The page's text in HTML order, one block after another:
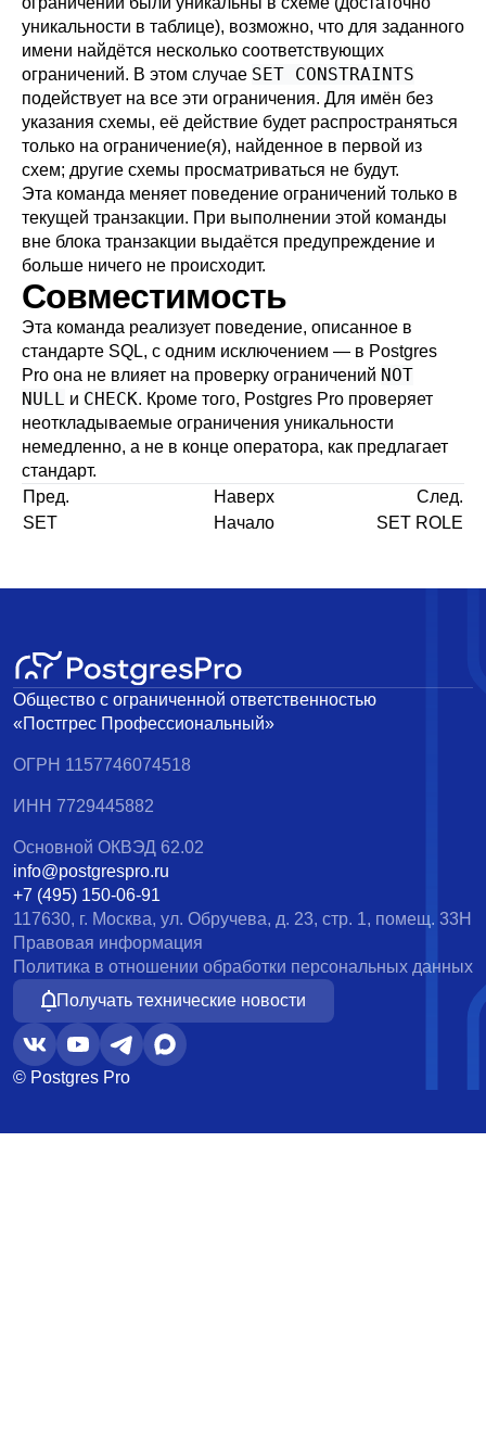
уникальности в таблице), возможно, что для заданного
имени найдётся несколько соответствующих
ограничений. В этом случае SET CONSTRAINTS
подействует на все эти ограничения. Для имён без
указания схемы, её действие будет распространяться
только на ограничение(я), найденное в первой из
схем; другие схемы просматриваться не будут.
Эта команда меняет поведение ограничений только в
текущей транзакции. При выполнении этой команды
вне блока транзакции выдаётся предупреждение и
больше ничего не происходит.
Совместимость
Эта команда реализует поведение, описанное в
стандарте SQL, с одним исключением — в Postgres
Pro она не влияет на проверку ограничений NOT
NULL и CHECK. Кроме того, Postgres Pro проверяет
неоткладываемые ограничения уникальности
немедленно, а не в конце оператора, как предлагает
стандарт.
Пред.
Наверх
След.
SET
Начало SET ROLE
Общество с ограниченной ответственностью
«Постгрес Профессиональный»
ОГРН 1157746074518
ИНН 7729445882
Основной ОКВЭД 62.02
info@postgrespro.ru
+7 (495) 150-06-91
117630, г. Москва, ул. Обручева, д. 23, стр. 1, помещ. 33Н
Правовая информация
Политика в отношении обработки персональных данных
Получать технические новости
© Postgres Pro